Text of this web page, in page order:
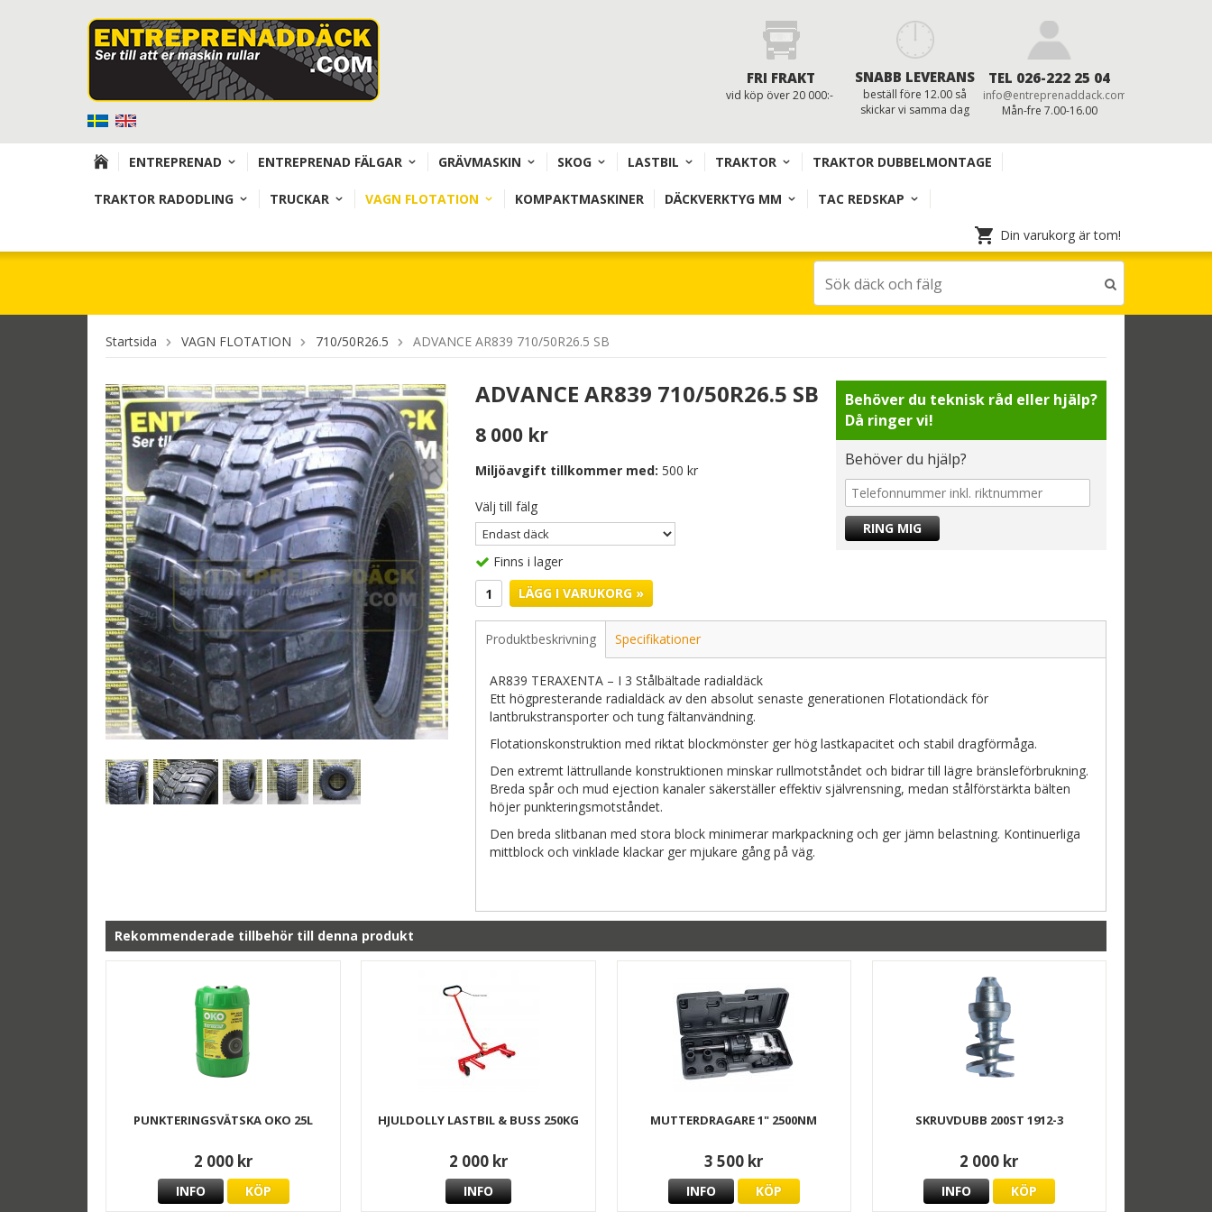
FRI FRAKT
vid köp över 20 000:-
SNABB LEVERANS
beställ före 12.00 så
skickar vi samma dag
TEL 026-222 25 04
info@entreprenaddack.com
Mån-fre 7.00-16.00
ENTREPRENAD ENTREPRENAD FÄLGAR GRÄVMASKIN SKOG LASTBIL TRAKTOR TRAKTOR DUBBELMONTAGE
TRAKTOR RADODLING TRUCKAR VAGN FLOTATION KOMPAKTMASKINER DÄCKVERKTYG MM TAC REDSKAP
Din varukorg är tom!
Startsida VAGN FLOTATION 710/50R26.5 ADVANCE AR839 710/50R26.5 SB
Behöver du teknisk råd eller hjälp?
Då ringer vi!
Behöver du hjälp?
ADVANCE AR839 710/50R26.5 SB
8 000 kr
Miljöavgift tillkommer med: 500 kr
Välj till fälg
Finns i lager
LÄGG I VARUKORG »
Produktbeskrivning Specifikationer
AR839 TERAXENTA – I 3 Stålbältade radialdäck
Ett högpresterande radialdäck av den absolut senaste generationen Flotationdäck för
lantbrukstransporter och tung fältanvändning.
Flotationskonstruktion med riktat blockmönster ger hög lastkapacitet och stabil dragförmåga.
Den extremt lättrullande konstruktionen minskar rullmotståndet och bidrar till lägre bränsleförbrukning.
Breda spår och mud ejection kanaler säkerställer effektiv självrensning, medan stålförstärkta bälten
höjer punkteringsmotståndet.
Den breda slitbanan med stora block minimerar markpackning och ger jämn belastning. Kontinuerliga
mittblock och vinklade klackar ger mjukare gång på väg.
Rekommenderade tillbehör till denna produkt
PUNKTERINGSVÄTSKA OKO 25L
2 000 kr
INFO KÖP
HJULDOLLY LASTBIL & BUSS 250KG
2 000 kr
INFO
MUTTERDRAGARE 1" 2500NM
3 500 kr
INFO KÖP
SKRUVDUBB 200ST 1912-3
2 000 kr
INFO KÖP